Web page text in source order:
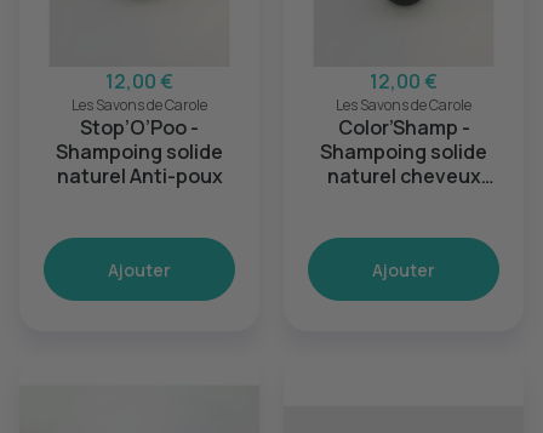
12,00 €
Les Savons de Carole
Stop’O’Poo -
Shampoing solide
naturel Anti-poux
Ajouter
12,00 €
Les Savons de Carole
Color’Shamp -
Shampoing solide
naturel cheveux
Ajouter